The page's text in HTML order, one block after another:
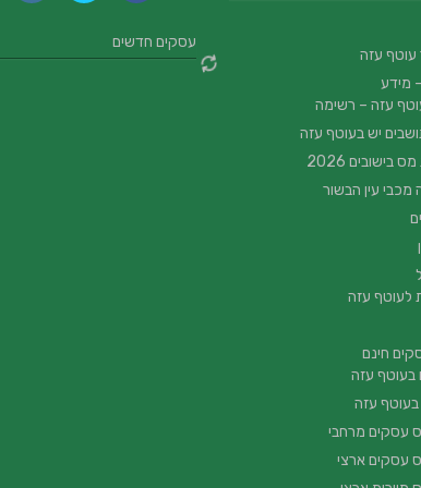
עסקים חדשים
עוטף עזה
מידע
עזה – רשימה
יש בעוטף עזה
בישובים 2026
עין הבשור
לעוטף עזה
חינם
בעוטף עזה
בעוטף עזה
עסקים מרחבי
עסקים ארצי